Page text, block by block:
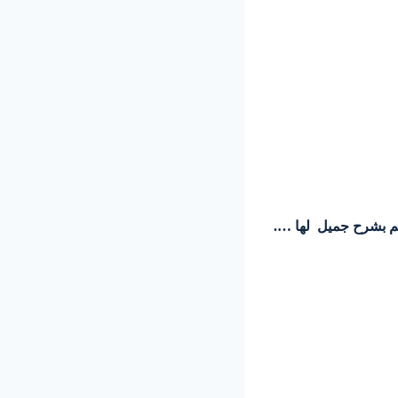
من قرابة 13 عاماً مضت , وأتيت لكم بشرح جميل لها ….